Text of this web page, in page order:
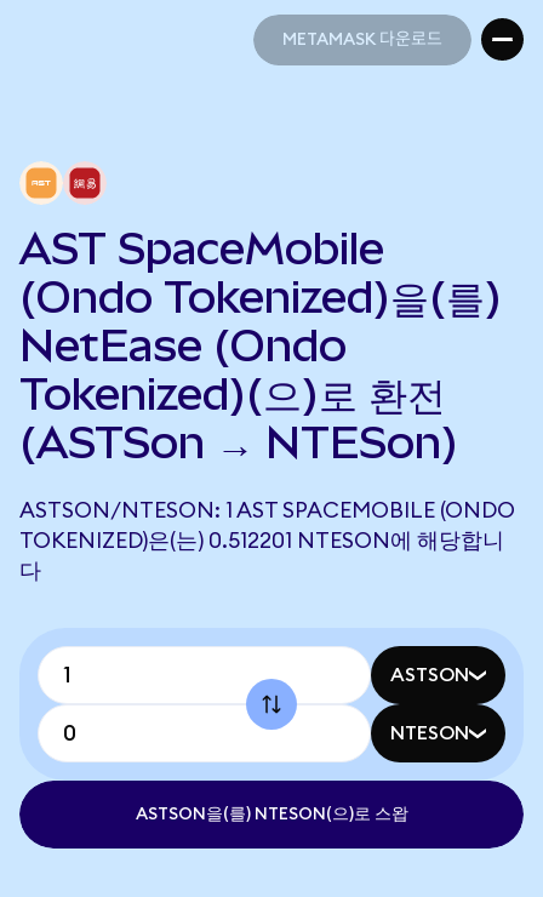
METAMASK 다운로드
AST SpaceMobile
(Ondo Tokenized)을(를)
NetEase (Ondo
Tokenized)(으)로 환전
(ASTSon → NTESon)
ASTSON/NTESON: 1 AST SPACEMOBILE (ONDO
TOKENIZED)은(는) 0.512201 NTESON에 해당합니
다
ASTSON
NTESON
ASTSON을(를) NTESON(으)로 스왑